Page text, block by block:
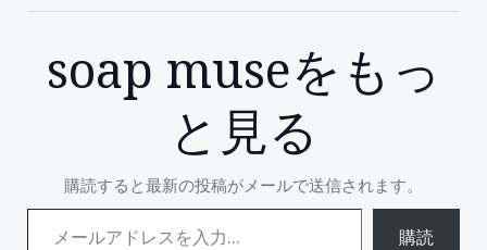
soap museをもっ
と見る
購読すると最新の投稿がメールで送信されます。
メールアドレスを入力...
購読